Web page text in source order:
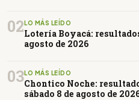
02LO MÁS LEÍDO
Lotería Boyacá:
agosto de 2026
03LO MÁS LEÍDO
Chontico Noche:
sábado 8 de agosto de